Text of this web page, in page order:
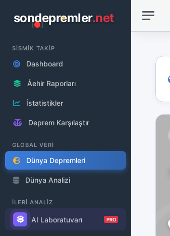
sondepremler.net
SİSMİK TAKİP
Dashboard
Åehir Raporları
İstatistikler
Deprem Karşılaştır
GLOBAL VERİ
Dünya Depremleri
Dünya Analizi
İLERİ ANALİZ
AI Laboratuvarı PRO